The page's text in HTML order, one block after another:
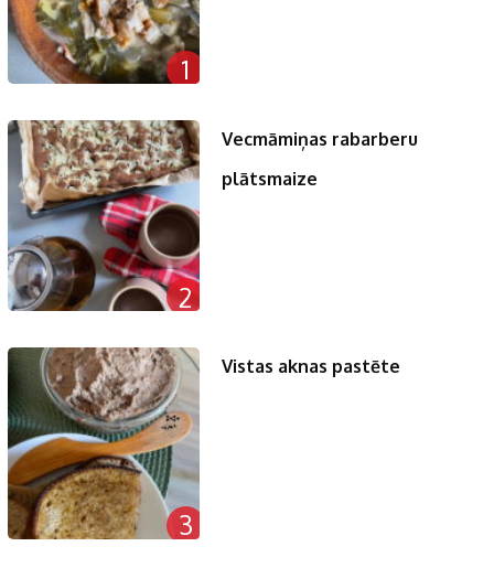
1
2
Vecmāmiņas rabarberu
plātsmaize
3
Vistas aknas pastēte